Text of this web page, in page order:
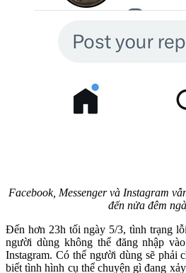
Facebook, Messenger và Instagram
đến nửa đêm
Đến hơn 23h tối ngày 5/3, tình trạng
người dùng không thể đăng nhập
Instagram. Có thể người dùng sẽ phải
biết tình hình cụ thể chuyện gì đang